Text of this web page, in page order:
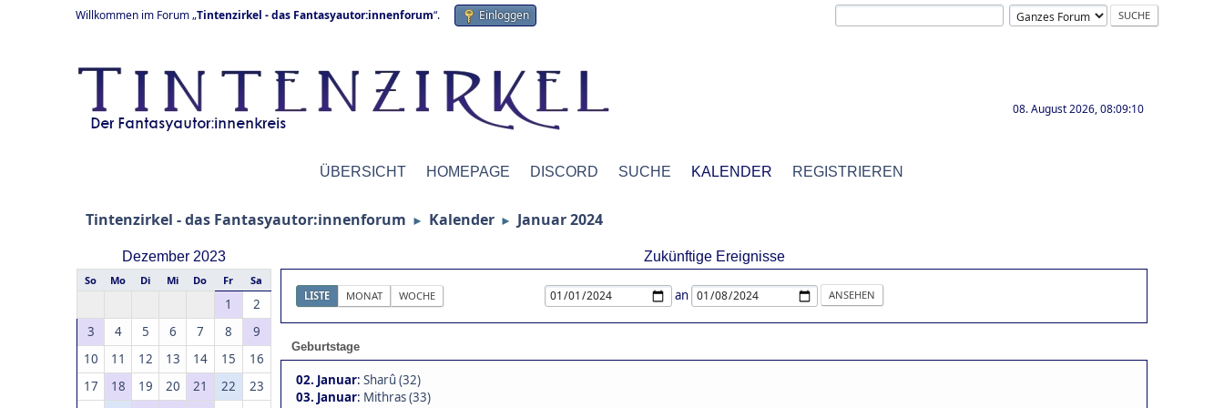
Willkommen im Forum „Tintenzirkel - das Fantasyautor:innenforum“. Einloggen
08. August 2026, 08:09:10
ÜBERSICHT HOMEPAGE DISCORD SUCHE KALENDER REGISTRIEREN
Tintenzirkel - das Fantasyautor:innenforum ► Kalender ► Januar 2024
Dezember 2023
So Mo Di Mi Do Fr Sa
1
2
3
4 5 6 7 8
9
10
11 12 13 14 15
16
17
18 19 20 21 22
23
Zukünftige Ereignisse
LISTE MONAT WOCHE an
Geburtstage
02. Januar: Sharû (32)
03. Januar: Mithras (33)